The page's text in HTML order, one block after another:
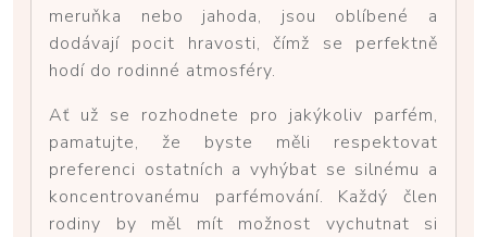
meruňka nebo jahoda, jsou oblíbené a
dodávají pocit hravosti, čímž se perfektně
hodí do rodinné atmosféry.
Ať už se rozhodnete pro jakýkoliv parfém,
pamatujte, že byste měli respektovat
preferenci ostatních a vyhýbat se silnému a
koncentrovanému parfémování. Každý člen
rodiny by měl mít možnost vychutnat si